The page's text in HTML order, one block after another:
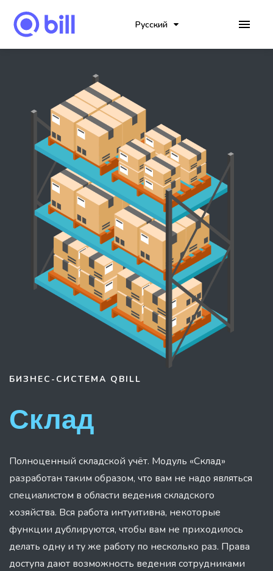
Русский
БИЗНЕС-СИСТЕМА QBILL
Склад
Полноценный складской учёт. Модуль «Склад»
разработан таким образом, что вам не надо являться
специалистом в области ведения складского
хозяйства. Вся работа интуитивна, некоторые
функции дублируются, чтобы вам не приходилось
делать одну и ту же работу по несколько раз. Права
доступа дают возможность ведения сотрудниками